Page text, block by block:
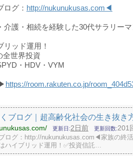
グ： http://nukunukusas.com◀
介護・相続を経験した30代サラリーマ
リッド運用！
全世界投資
・HDV・VYM
https://room.rakuten.co.jp/
ブログ｜超高齢化社会の生き抜き
更新日 2日前 更新回数 201
ログ：http://nukunukusas.com◀家族の終
ハイブリッド運用！✅投資信託…